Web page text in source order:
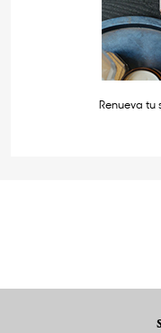
Renueva